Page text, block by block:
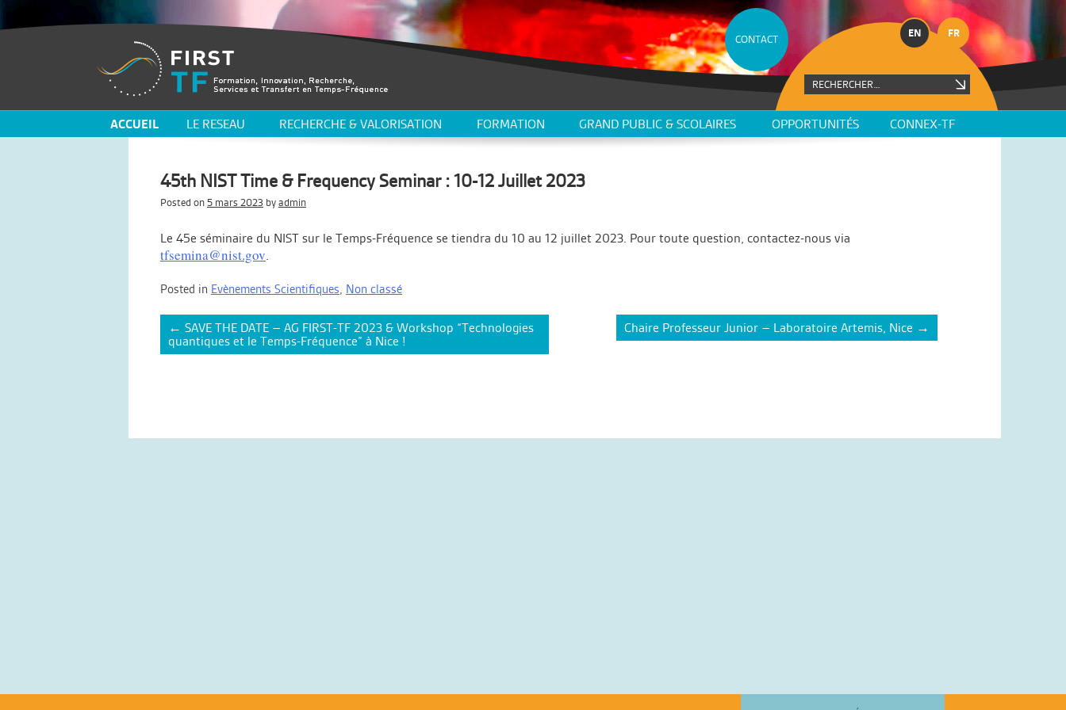
EN FR
CONTACT
ACCUEIL LE RESEAU RECHERCHE & VALORISATION FORMATION GRAND PUBLIC & SCOLAIRES OPPORTUNITÉS CONNEX-TF
45th NIST Time & Frequency Seminar : 10-12 Juillet 2023
Posted on 5 mars 2023 by admin
Le 45e séminaire du NIST sur le Temps-Fréquence se tiendra du 10 au 12 juillet 2023. Pour toute question, contactez-nous via
tfsemina@nist.gov
Posted in Evènements Scientifiques Non classé
navigation
← SAVE THE DATE – AG FIRST-TF 2023 & Workshop “Technologies
quantiques et le Temps-Fréquence” à Nice !
Chaire Professeur Junior – Laboratoire Artemis, Nice →